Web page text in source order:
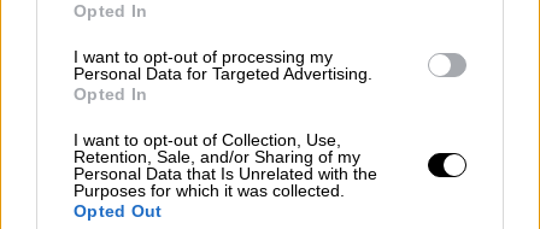
Opted In
I want to opt-out of processing my
Personal Data for Targeted Advertising.
Opted In
I want to opt-out of Collection, Use,
Retention, Sale, and/or Sharing of my
Personal Data that Is Unrelated with the
Purposes for which it was collected.
Opted Out
mi pesadilla
NOTICIAS MAS VISTAS